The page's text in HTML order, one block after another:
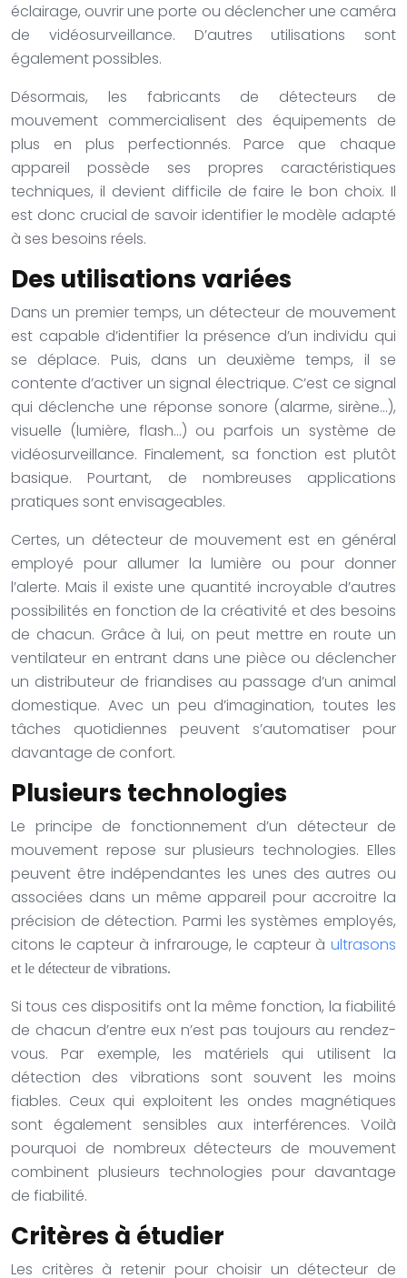
éclairage, ouvrir une porte ou déclencher une caméra
de vidéosurveillance. D’autres utilisations sont
également possibles.
Désormais, les fabricants de détecteurs de
mouvement commercialisent des équipements de
plus en plus perfectionnés. Parce que chaque
appareil possède ses propres caractéristiques
techniques, il devient difficile de faire le bon choix. Il
est donc crucial de savoir identifier le modèle adapté
à ses besoins réels.
Des utilisations variées
Dans un premier temps, un détecteur de mouvement
est capable d’identifier la présence d’un individu qui
se déplace. Puis, dans un deuxième temps, il se
contente d’activer un signal électrique. C’est ce signal
qui déclenche une réponse sonore (alarme, sirène…),
visuelle (lumière, flash…) ou parfois un système de
vidéosurveillance. Finalement, sa fonction est plutôt
basique. Pourtant, de nombreuses applications
pratiques sont envisageables.
Certes, un détecteur de mouvement est en général
employé pour allumer la lumière ou pour donner
l’alerte. Mais il existe une quantité incroyable d’autres
possibilités en fonction de la créativité et des besoins
de chacun. Grâce à lui, on peut mettre en route un
ventilateur en entrant dans une pièce ou déclencher
un distributeur de friandises au passage d’un animal
domestique. Avec un peu d’imagination, toutes les
tâches quotidiennes peuvent s’automatiser pour
davantage de confort.
Plusieurs technologies
Le principe de fonctionnement d’un détecteur de
mouvement repose sur plusieurs technologies. Elles
peuvent être indépendantes les unes des autres ou
associées dans un même appareil pour accroitre la
précision de détection. Parmi les systèmes employés,
citons le capteur à infrarouge, le capteur à ultrasons
et le détecteur de vibrations.
Si tous ces dispositifs ont la même fonction, la fiabilité
de chacun d’entre eux n’est pas toujours au rendez-
vous. Par exemple, les matériels qui utilisent la
détection des vibrations sont souvent les moins
fiables. Ceux qui exploitent les ondes magnétiques
sont également sensibles aux interférences. Voilà
pourquoi de nombreux détecteurs de mouvement
combinent plusieurs technologies pour davantage
de fiabilité.
Critères à étudier
Les critères à retenir pour choisir un détecteur de